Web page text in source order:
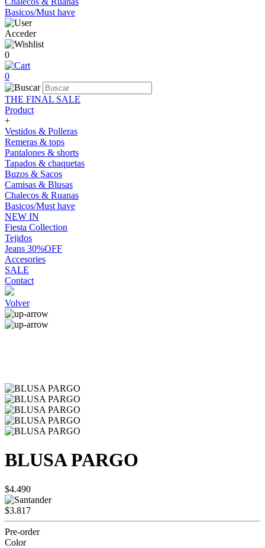
Basicos/Must have
Acceder
0
0
THE FINAL SALE
Product
+
Vestidos & Polleras
Remeras & tops
Pantalones & shorts
Tapados & chaquetas
Buzos & Sacos
Camisas & Blusas
Chalecos & Ruanas
Basicos/Must have
NEW IN
Fiesta Collection
Tejidos
Jeans 30%OFF
Accesories
SALE
Contact
Volver
BLUSA PARGO
$4.490
$3.817
Pre-order
Color